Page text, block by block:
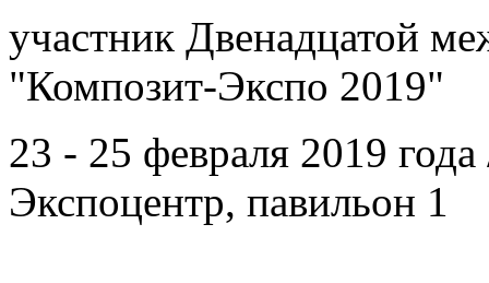
участник Двенадцатой
"Композит-Экспо 2019"
23 - 25 февраля 2019
Экспоцентр, павильон 1